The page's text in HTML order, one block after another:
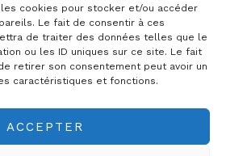
cookies pour stocker et/ou accéder
Le fait de consentir à ces
de traiter des données telles que le
ou les ID uniques sur ce site. Le fait
retirer son consentement peut avoir un
caractéristiques et fonctions.
ACCEPTER
Natty Art
YOUR SOUL
Natty Art 2019-2025